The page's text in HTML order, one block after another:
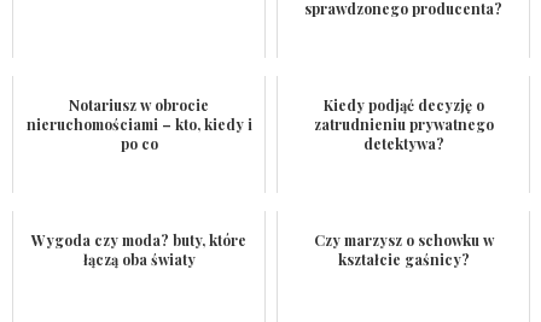
sprawdzonego producenta?
Notariusz w obrocie
nieruchomościami – kto, kiedy i
po co
Kiedy podjąć decyzję o
zatrudnieniu prywatnego
detektywa?
Wygoda czy moda? buty, które
łączą oba światy
Czy marzysz o schowku w
kształcie gaśnicy?